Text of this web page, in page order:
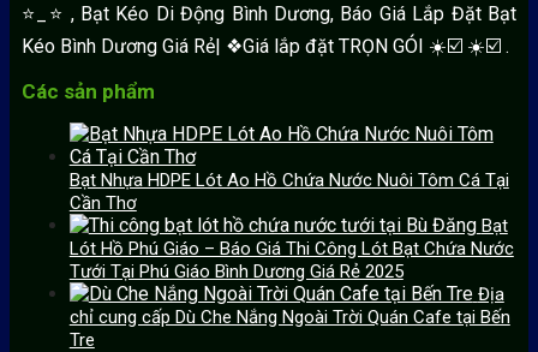
⭐️_⭐ , Bạt Kéo Di Động Bình Dương, Báo Giá Lắp Đặt Bạt
Kéo Bình Dương Giá Rẻ| ❖Giá lắp đặt TRỌN GÓI ☀️☑️ ☀️☑️ .
Các sản phẩm
Bạt Nhựa HDPE Lót Ao Hồ Chứa Nước Nuôi Tôm Cá Tại
Cần Thơ
Bạt
Lót Hồ Phú Giáo – Báo Giá Thi Công Lót Bạt Chứa Nước
Tưới Tại Phú Giáo Bình Dương Giá Rẻ 2025
Địa
chỉ cung cấp Dù Che Nắng Ngoài Trời Quán Cafe tại Bến
Tre